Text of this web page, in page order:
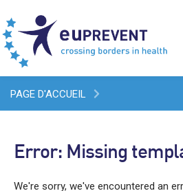
PAGE D'ACCUEIL
Error: Missing
We're sorry, we've encountered an